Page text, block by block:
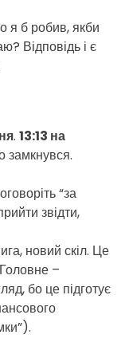
я б робив, якби
Відповідь і є
. 13:13 на
замкнувся.
“за
звідти,
новий скіл. Це
–
бо це підготує